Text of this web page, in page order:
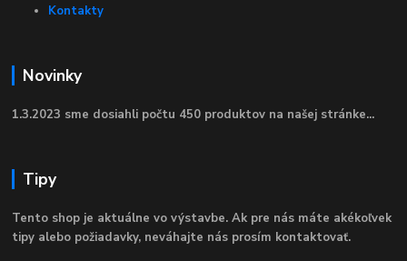
Kontakty
Novinky
1.3.2023 sme dosiahli počtu 450 produktov na našej stránke...
Tipy
Tento shop je aktuálne vo výstavbe. Ak pre nás máte akékoľvek
tipy alebo požiadavky, neváhajte nás prosím kontaktovať.